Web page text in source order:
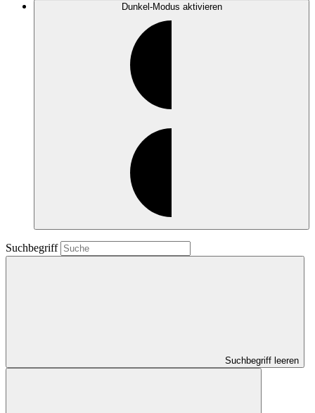
Dunkel-Modus aktivieren
Suchbegriff
Suchbegriff leeren